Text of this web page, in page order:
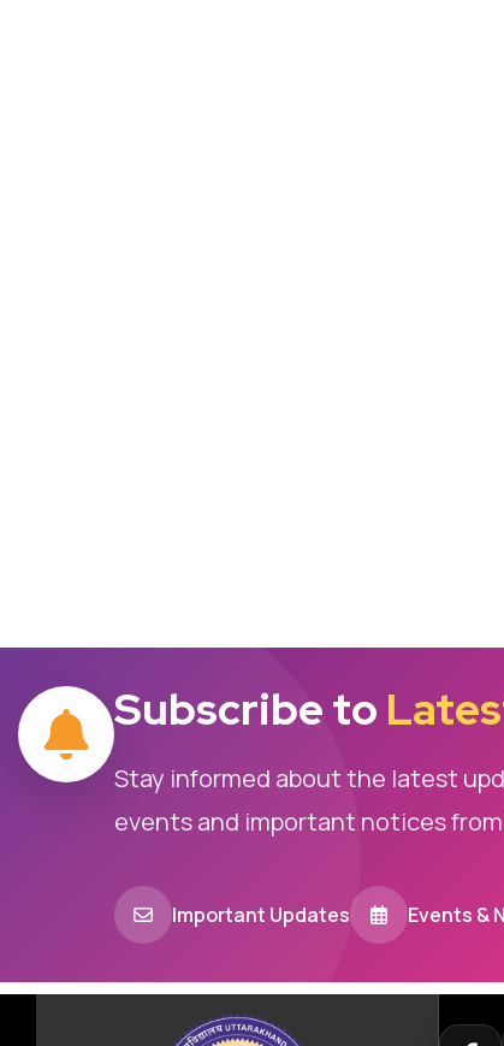
Subscribe to
Stay informed about the latest
events and important notices
Important Updates Events &